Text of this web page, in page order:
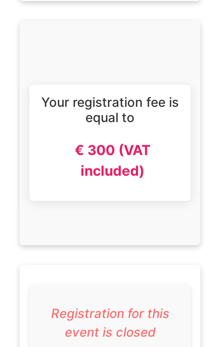
Your registration fee is
equal to
€ 300 (VAT
included)
Registration for this
event is closed